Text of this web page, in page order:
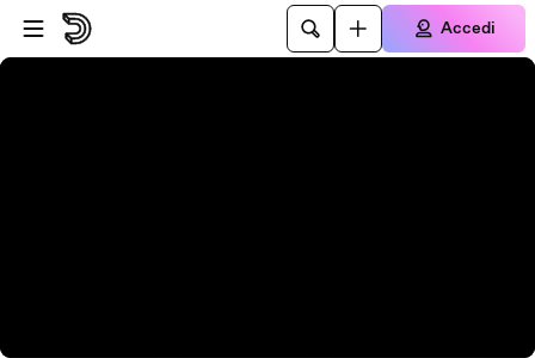
Vai al lettore
Passa al contenuto principale
Accedi